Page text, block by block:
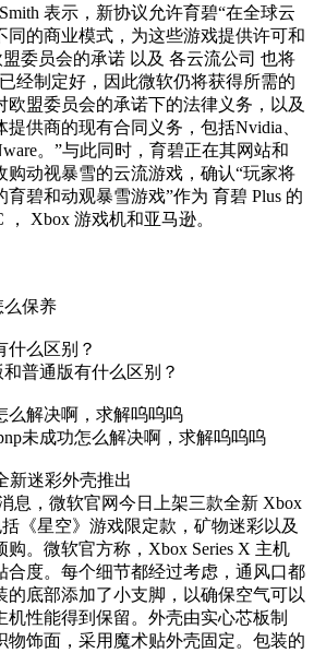
表示，新协议允许育碧“在全球云
同的商业模式，为这些游戏提供许可和
委员会的承诺 以及 各云流公司 也将
经制定好，因此微软仍将获得所需的
欧盟委员会的承诺下的法律义务，以及
供商的现有合同义务，包括Nvidia、
。”与此同时，育碧正在其网站和
购动视暴雪的云流游戏，确认“玩家将
碧和动观暴雪游戏”作为 育碧 Plus 的
Xbox 游戏机和亚马逊。
么保养
什么区别？
普通版有什么区别？
么解决啊，求解呜呜呜
未成功怎么解决啊，求解呜呜呜
新迷彩外壳推出
息，微软官网今日上架三款全新 Xbox
《星空》游戏限定款，矿物迷彩以及
。微软官方称，Xbox Series X 主机
合度。每个细节都经过考虑，通风口都
的底部添加了小支脚，以确保空气可以
机性能得到保留。外壳由实心芯板制
物饰面，采用魔术贴外壳固定。包装的